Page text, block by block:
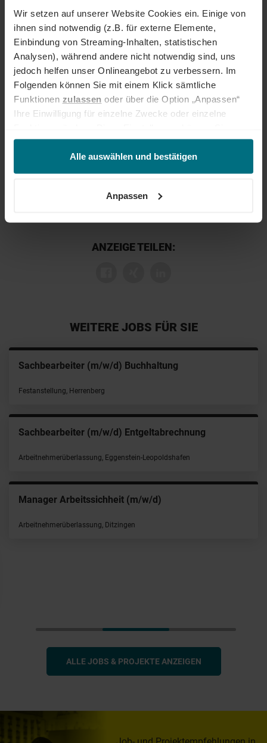
Wir setzen auf unserer Website Cookies ein. Einige von
ihnen sind notwendig (z.B. für externe Elemente,
Einbindung von Streaming-Inhalten, statistischen
Analysen), während andere nicht notwendig sind, uns
jedoch helfen unser Onlineangebot zu verbessern. Im
Folgenden können Sie mit einem Klick sämtliche
Funktionen zulassen oder über die Option „Anpassen“
Ihre Einwilligung für einzelne Zwecke oder einzelne
jederzeit über unserenCookie-Hinweisaufrufen
und/oder nachträglich jederzeit anpassen. Weitere
Informationen erhalten Sie über unseren
Alle auswählen und bestätigen
Anpassen
INTERESSIERT?
Dann freuen wir uns über Ihre Unterlagen inkl. Stundensatz und
Verfügbarkeit über unser Onlineportal.
Jetzt bewerben
Ihre Ansprechperson
+49 711 652 001 233
ANZEIGE TEILEN:
WEITERE JOBS FÜR SIE
Sachbearbeiter (m/w/d) Buchhaltung
Festanstellung, Herrenberg
Sachbearbeiter (m/w/d) Entgeltabrechnung
Arbeitnehmerüberlassung, Eggenstein-Leopoldshafen
Manager Arbeitssichheit (m/w/d)
Arbeitnehmerüberlassung, Ditzingen
ALLE JOBS & PROJEKTE ANZEIGEN